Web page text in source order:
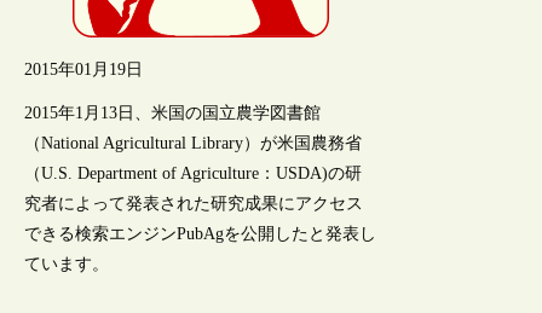
2015年01月19日
2015年1月13日、米国の国立農学図書館
（National Agricultural Library）が米国農務省
（U.S. Department of Agriculture：USDA)の研
究者によって発表された研究成果にアクセス
できる検索エンジンPubAgを公開したと発表し
ています。